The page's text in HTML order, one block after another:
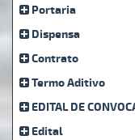
Portaria
Dispensa
Contrato
Termo Aditivo
EDITAL DE
Edital